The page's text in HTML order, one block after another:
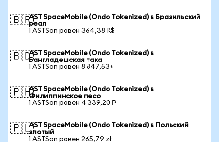
🇧🇷AST SpaceMobile (Ondo Tokenized) в Бразильский
реал
1 ASTSon равен 364,38 R$
🇧🇩AST SpaceMobile (Ondo Tokenized) в
Бангладешская така
1 ASTSon равен 8 847,53 ৳
🇵🇭AST SpaceMobile (Ondo Tokenized) в
Филиппинское песо
1 ASTSon равен 4 339,20 ₱
🇵🇱AST SpaceMobile (Ondo Tokenized) в Польский
злотый
1 ASTSon равен 265,79 zł